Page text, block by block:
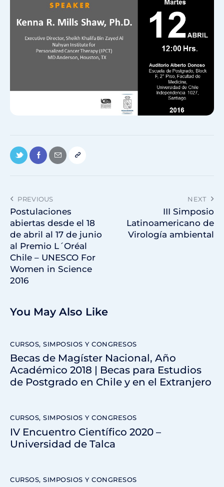
PREVIOUS
Postulaciones
abiertas desde el 18
de abril al 17 de junio
al Premio L´Oréal
Chile – UNESCO For
Women in Science
2016
NEXT
III Simposio
Latinoamericano de
Virología ambiental
You May Also Like
CURSOS, SIMPOSIOS Y CONGRESOS
Becas de Magíster Nacional, Año
Académico 2018 | Becas para Estudios
de Postgrado en Chile y en el Extranjero
CURSOS, SIMPOSIOS Y CONGRESOS
IV Encuentro Científico 2020 –
Universidad de Talca
CURSOS, SIMPOSIOS Y CONGRESOS